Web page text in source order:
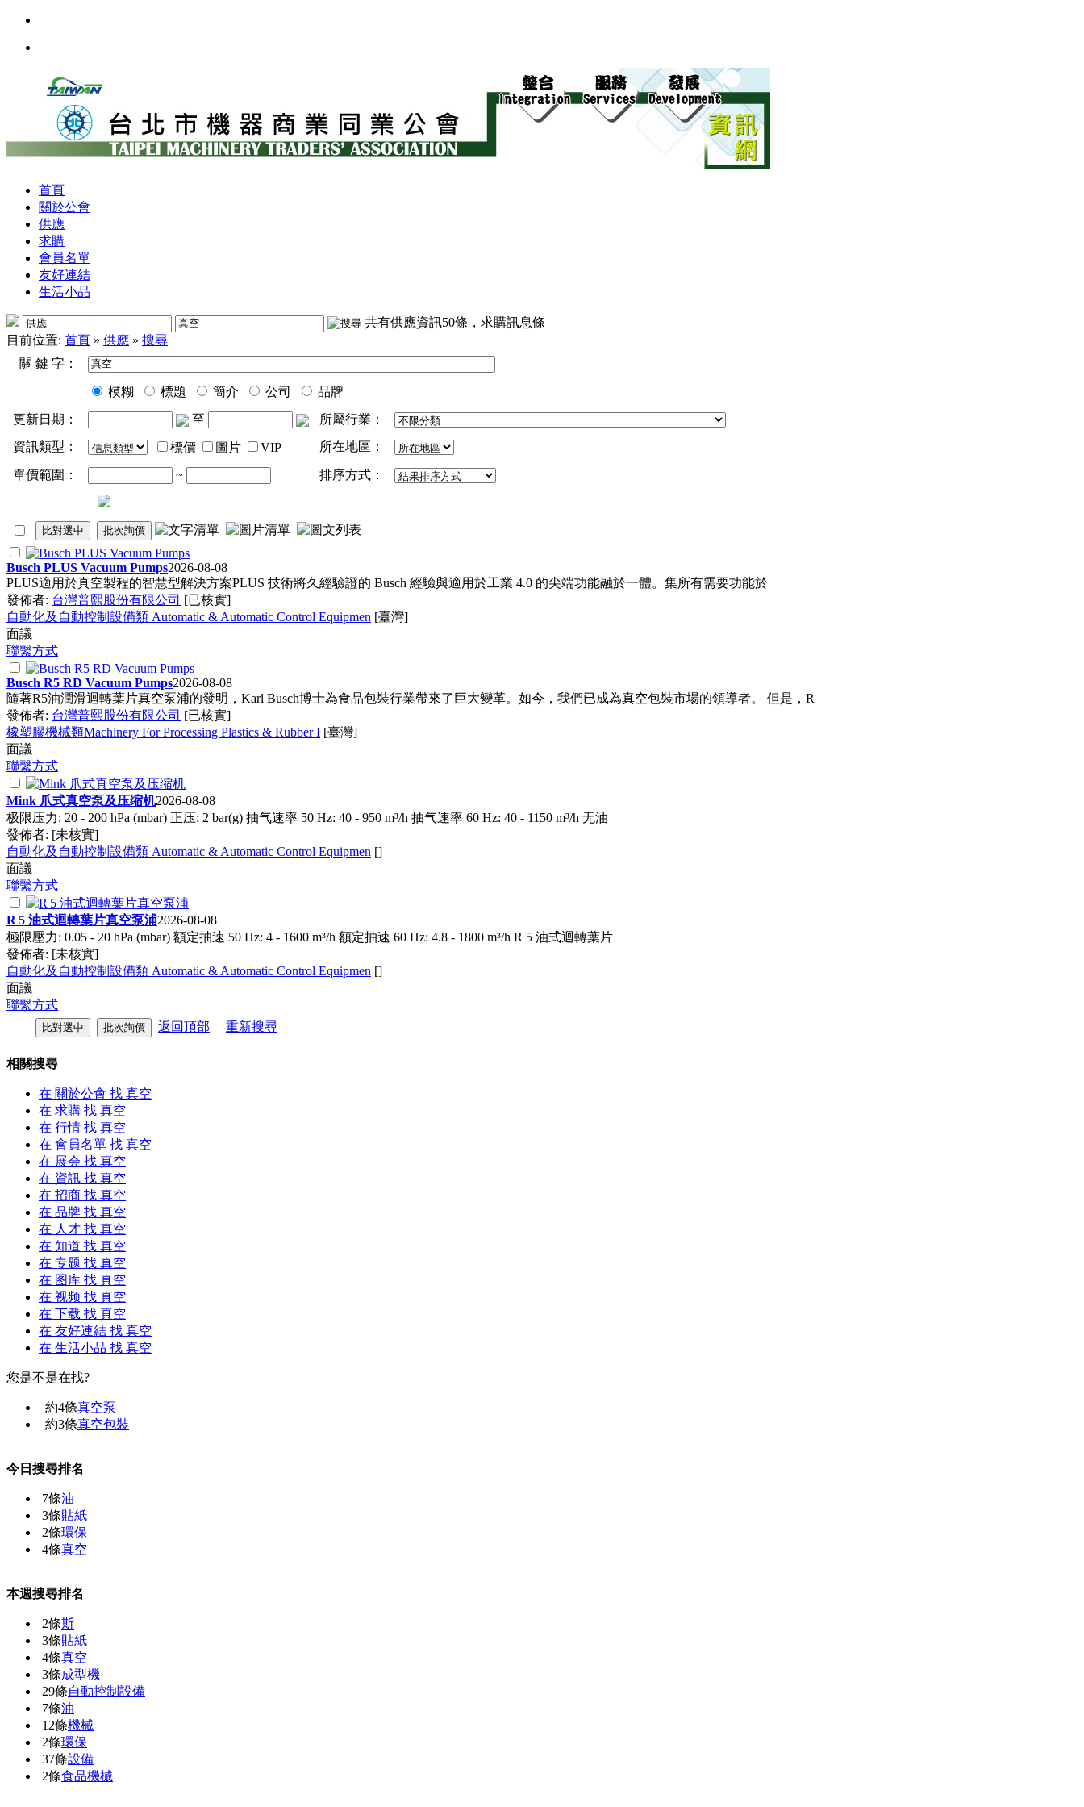
首頁
關於公會
供應
求購
會員名單
友好連結
生活小品
共有供應資訊50條，求購訊息條
目前位置: 首頁 » 供應 » 搜尋
關 鍵 字：
模糊 標題 簡介 公司
品牌
更新日期：
至
所屬行業：
資訊類型：
標價 圖片 VIP 所在地區：
單價範圍： ~ 排序方式：
Busch PLUS Vacuum Pumps2026-08-08
PLUS適用於真空製程的智慧型解決方案PLUS 技術將久經驗證的 Busch 經驗與適用於工業 4.0 的尖端功能融於一體。集所有需要功能於
發佈者: 台灣普熙股份有限公司 [已核實]
自動化及自動控制設備類 Automatic & Automatic Control Equipmen [臺灣]
面議
聯繫方式
Busch R5 RD Vacuum Pumps2026-08-08
隨著R5油潤滑迴轉葉片真空泵浦的發明，Karl Busch博士為食品包裝行業帶來了巨大變革。如今，我們已成為真空包裝市場的領導者。 但是，R
發佈者: 台灣普熙股份有限公司 [已核實]
橡塑膠機械類Machinery For Processing Plastics & Rubber I [臺灣]
面議
聯繫方式
Mink 爪式真空泵及压缩机2026-08-08
极限压力: 20 - 200 hPa (mbar) 正压: 2 bar(g) 抽气速率 50 Hz: 40 - 950 m³/h 抽气速率 60 Hz: 40 - 1150 m³/h 无油
發佈者: [未核實]
自動化及自動控制設備類 Automatic & Automatic Control Equipmen []
面議
聯繫方式
R 5 油式迴轉葉片真空泵浦2026-08-08
極限壓力: 0.05 - 20 hPa (mbar) 額定抽速 50 Hz: 4 - 1600 m³/h 額定抽速 60 Hz: 4.8 - 1800 m³/h R 5 油式迴轉葉片
發佈者: [未核實]
自動化及自動控制設備類 Automatic & Automatic Control Equipmen []
面議
聯繫方式
返回頂部
重新搜尋
相關搜尋
在 關於公會 找 真空
在 求購 找 真空
在 行情 找 真空
在 會員名單 找 真空
在 展会 找 真空
在 資訊 找 真空
在 招商 找 真空
在 品牌 找 真空
在 人才 找 真空
在 知道 找 真空
在 专题 找 真空
在 图库 找 真空
在 视频 找 真空
在 下载 找 真空
在 友好連結 找 真空
在 生活小品 找 真空
您是不是在找?
約4條真空泵
約3條真空包裝
今日搜尋排名
7條油
3條貼紙
2條環保
4條真空
本週搜尋排名
2條斯
3條貼紙
4條真空
3條成型機
29條自動控制設備
7條油
12條機械
2條環保
37條設備
2條食品機械